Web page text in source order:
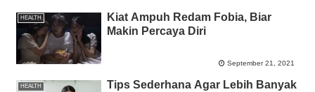
HEALTH
Kiat Ampuh Redam Fobia, Biar
Makin Percaya Diri
September 21, 2021
HEALTH
Tips Sederhana Agar Lebih Banyak